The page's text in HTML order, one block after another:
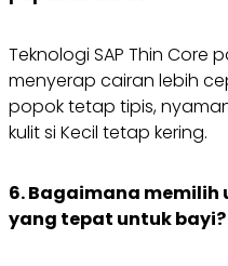
Teknologi SAP Thin Core
menyerap cairan lebih
popok tetap tipis,
kulit si Kecil tetap kering.
6. Bagaimana memilih
yang tepat untuk bayi?